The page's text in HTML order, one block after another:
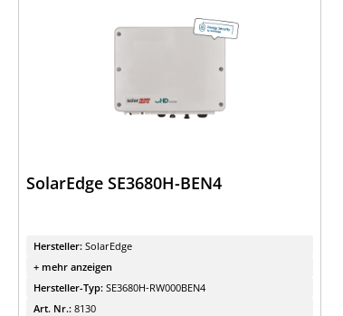
SolarEdge SE3680H-BEN4
Hersteller: SolarEdge
+ mehr anzeigen
Hersteller-Typ: SE3680H-RW000BEN4
Art. Nr.: 8130